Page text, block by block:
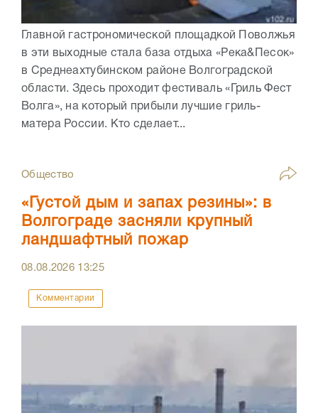
Главной гастрономической площадкой Поволжья
в эти выходные стала база отдыха «Река&Песок»
в Среднеахтубинском районе Волгоградской
области. Здесь проходит фестиваль «Гриль Фест
Волга», на который прибыли лучшие гриль-
матера России. Кто сделает...
Общество
«Густой дым и запах резины»: в
Волгограде засняли крупный
ландшафтный пожар
08.08.2026 13:25
Комментарии